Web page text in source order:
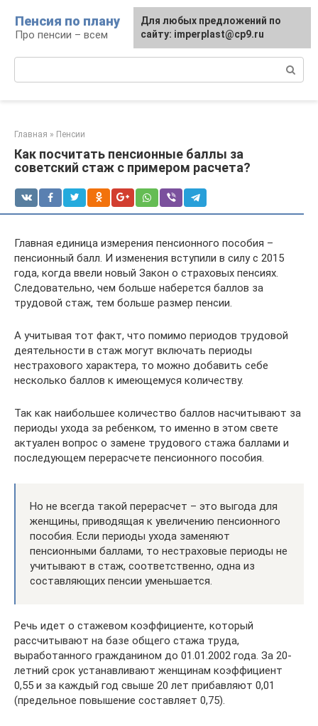
контенту
Пенсия по плану
Про пенсии – всем
Главная » Пенсии
Как посчитать пенсионные баллы за
советский стаж с примером расчета?
Главная единица измерения пенсионного пособия –
пенсионный балл. И изменения вступили в силу с 2015
года, когда ввели новый Закон о страховых пенсиях.
Следовательно, чем больше наберется баллов за
трудовой стаж, тем больше размер пенсии.
А учитывая тот факт, что помимо периодов трудовой
деятельности в стаж могут включать периоды
нестрахового характера, то можно добавить себе
несколько баллов к имеющемуся количеству.
Так как наибольшее количество баллов насчитывают за
периоды ухода за ребенком, то именно в этом свете
актуален вопрос о замене трудового стажа баллами и
последующем перерасчете пенсионного пособия.
Но не всегда такой перерасчет – это выгода для
женщины, приводящая к увеличению пенсионного
пособия. Если периоды ухода заменяют
пенсионными баллами, то нестраховые периоды не
учитывают в стаж, соответственно, одна из
составляющих пенсии уменьшается.
Речь идет о стажевом коэффициенте, который
рассчитывают на базе общего стажа труда,
выработанного гражданином до 01.01.2002 года. За 20-
летний срок устанавливают женщинам коэффициент
0,55 и за каждый год свыше 20 лет прибавляют 0,01
(предельное повышение составляет 0,75).
Для любых предложений по
сайту: imperplast@cp9.ru